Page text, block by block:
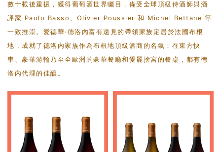
數十載後重振，獲得葡萄酒世界矚目，備受全球頂級侍酒師與酒
評家 Paolo Basso、Olivier Poussier 和 Michel Bettane 等
一致推崇。愛德華·德洛內富有遠見的帶領家族定居於法國布根
地，成就了德洛內家族作為布根地頂級酒商的名氣：在東方快
車、豪華游輪乃至全歐洲的豪華餐廳和愛麗捨宮的餐桌，都有德
洛內代理的佳釀。